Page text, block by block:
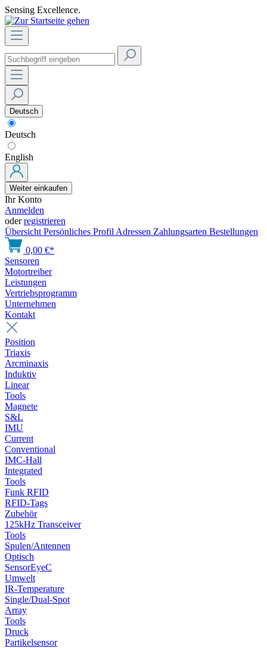
Sensing Excellence.
Deutsch
Deutsch
English
Weiter einkaufen
Ihr Konto
Anmelden
oderregistrieren
Übersicht Persönliches Profil Adressen Zahlungsarten Bestellungen
0,00 €*
Sensoren
Motortreiber
Leistungen
Vertriebsprogramm
Unternehmen
Kontakt
Position
Triaxis
Arcminaxis
Induktiv
Linear
Tools
Magnete
S&L
IMU
Current
Conventional
IMC-Hall
Integrated
Tools
Funk RFID
RFID-Tags
Zubehör
125kHz Transceiver
Tools
Spulen/Antennen
Optisch
SensorEyeC
Umwelt
IR-Temperature
Single/Dual-Spot
Array
Tools
Druck
Partikelsensor